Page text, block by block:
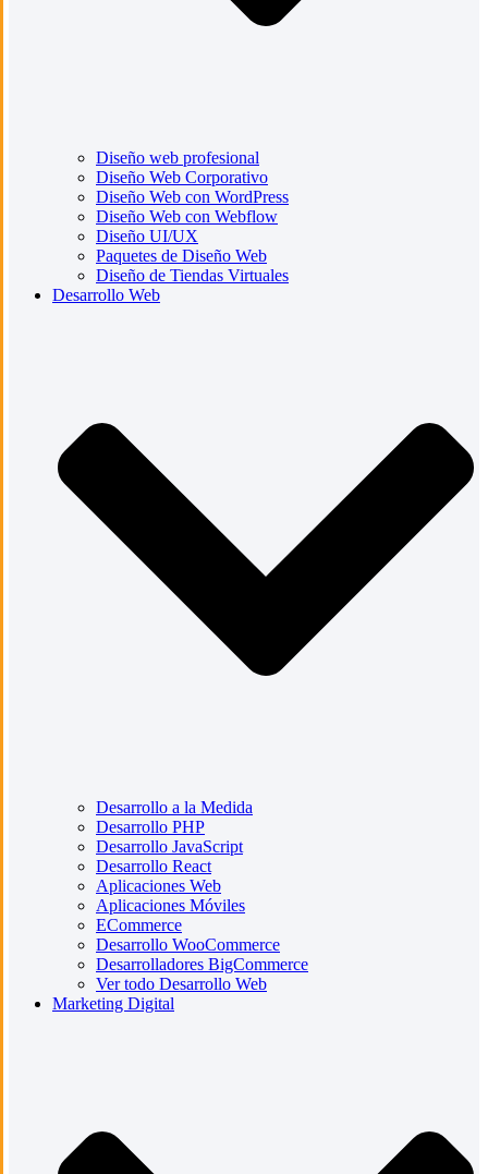
Diseño web profesional
Diseño Web Corporativo
Diseño Web con WordPress
Diseño Web con Webflow
Diseño UI/UX
Paquetes de Diseño Web
Diseño de Tiendas Virtuales
Desarrollo Web
Desarrollo a la Medida
Desarrollo PHP
Desarrollo JavaScript
Desarrollo React
Aplicaciones Web
Aplicaciones Móviles
ECommerce
Desarrollo WooCommerce
Desarrolladores BigCommerce
Ver todo Desarrollo Web
Marketing Digital